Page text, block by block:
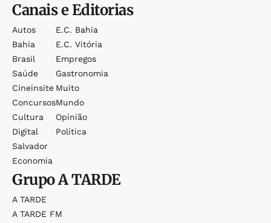
Canais e Editorias
Autos
Bahia
Brasil
Saúde
Cineinsite
Concursos
Cultura
Digital
Salvador
Economia
E.c. Bahia
E.c. Vitória
Empregos
Gastronomia
Muito
Mundo
Opinião
Política
GrupoA TARDE
A TARDE
A TARDE FM